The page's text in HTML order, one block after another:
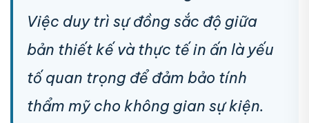
Việc duy trì sự đồng sắc độ giữa
bản thiết kế và thực tế in ấn là yếu
tố quan trọng để đảm bảo tính
thẩm mỹ cho không gian sự kiện.